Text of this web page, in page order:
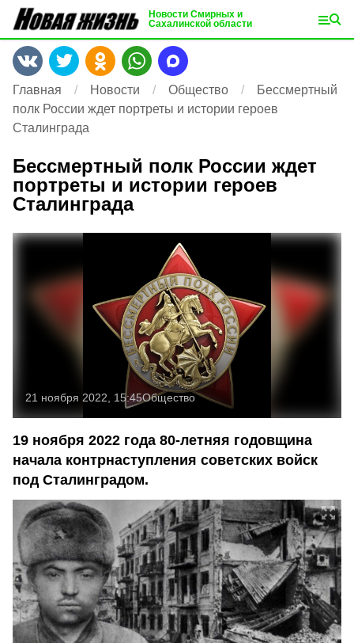
Новости Смирных и
Сахалинской области
Главная Новости Общество
Бессмертный
полк России ждет портреты и истории героев
Сталинграда
Бессмертный полк России ждет
портреты и истории героев
Сталинграда
21 ноября 2022, 15:45Общество
19 ноября 2022 года 80-летняя годовщина
начала контрнаступления советских войск
под Сталинградом.